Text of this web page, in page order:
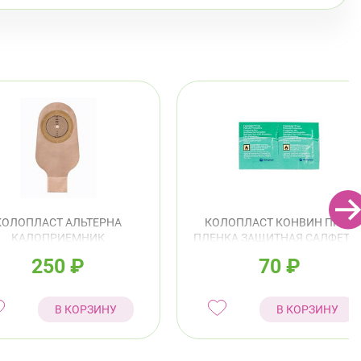
АЛЬТЕРНА
КАЛОПРИЕМНИК
10-70ММ
250 ₽
В КОРЗИНУ
КОЛОПЛАСТ КОНВИН ПРЕП
ПЛЕНКА ЗАЩИТНАЯ
70 ₽
В КОРЗИНУ